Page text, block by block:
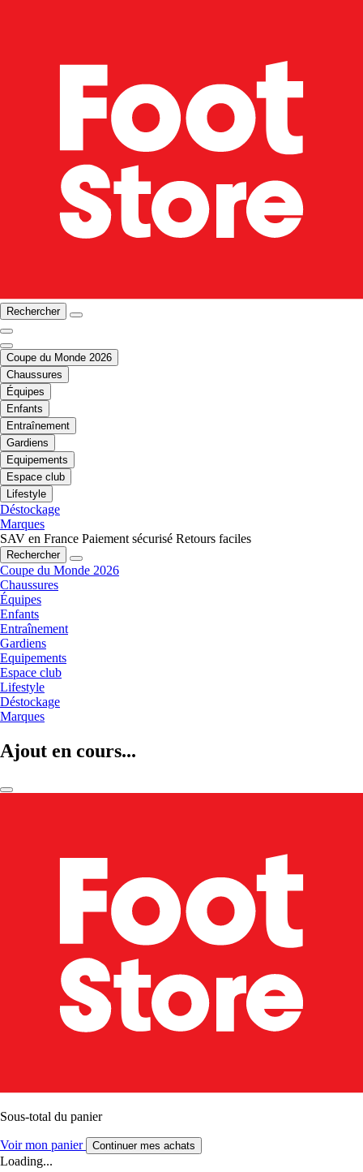
Rechercher
Coupe du Monde 2026
Chaussures
Équipes
Enfants
Entraînement
Gardiens
Equipements
Espace club
Lifestyle
Déstockage
Marques
SAV en France Paiement sécurisé Retours faciles
Rechercher
Coupe du Monde 2026
Chaussures
Équipes
Enfants
Entraînement
Gardiens
Equipements
Espace club
Lifestyle
Déstockage
Marques
Ajout en cours...
Sous-total du panier
Voir mon panier Continuer mes achats
Loading...